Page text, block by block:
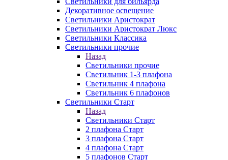
Декоративное освещение
Светильники Аристократ
Светильники Аристократ Люкс
Светильники Классика
Светильники прочие
Назад
Светильники прочие
Светильник 1-3 плафона
Светильник 4 плафона
Светильник 6 плафонов
Светильники Старт
Назад
Светильники Старт
2 плафона Старт
3 плафона Старт
4 плафона Старт
5 плафонов Старт